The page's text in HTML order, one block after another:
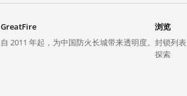
GreatFire
自 2011 年起，为中国防火长城带来透明度。
浏览
封锁列表
探索